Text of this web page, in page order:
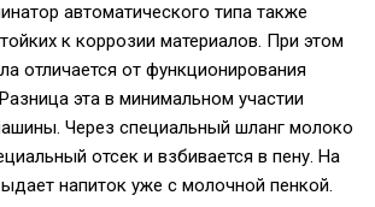
автоматического типа также
к коррозии материалов. При этом
отличается от функционирования
эта в минимальном участии
Через специальный шланг молоко
отсек и взбивается в пену. На
напиток уже с молочной пенкой.